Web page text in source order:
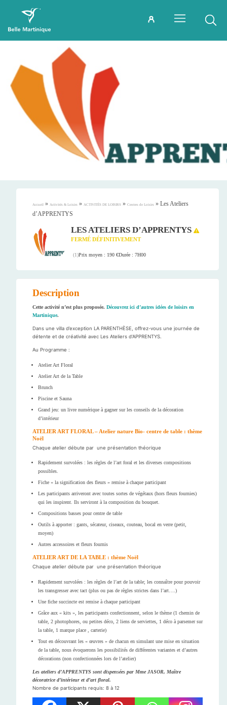
Accueil » Activités & Loisirs » ACTIVITÉS DE LOISIRS » Centres de Loisirs » Les Ateliers
d’APPRENTYS
LES ATELIERS D’APPRENTYS
FERMÉ DÉFINITIVEMENT
(1)Prix moyen : 190 €Durée : 7H00
Description
Cette activité n’est plus proposée. Découvrez ici d’autres idées de loisirs en
Martinique.
Dans une villa d’exception LA PARENTHÈSE, offrez-vous une journée de
détente et de créativité avec Les Ateliers d’APPRENTYS.
Au Programme :
Atelier Art Floral
Atelier Art de la Table
Brunch
Piscine et Sauna
Grand jeu: un livre numérique à gagner sur les conseils de la décoration
d’intérieur
ATELIER ART FLORAL – Atelier nature Bio- centre de table : thème
Noël
Chaque atelier débute par une présentation théorique
Rapidement survolées : les règles de l’art foral et les diverses compositions
possibles.
Fiche « la signification des fleurs » remise à chaque participant
Les participants arriveront avec toutes sortes de végétaux (hors fleurs fournies)
qui les inspirent. Ils serviront à la composition du bouquet.
Compositions basses pour centre de table
Outils à apporter : gants, sécateur, ciseaux, couteau, bocal en verre (petit,
moyen)
Autres accessoires et fleurs fournis
ATELIER ART DE LA TABLE : thème Noël
Chaque atelier débute par une présentation théorique
Rapidement survolées : les règles de l’art de la table; les connaître pour pouvoir
les transgresser avec tact (plus ou pas de règles strictes dans l’art….)
Une fiche succincte est remise à chaque participant
Grâce aux « kits », les participants confectionnent, selon le thème (1 chemin de
table, 2 photophores, ou petites déco, 2 liens de serviettes, 1 déco à parsemer sur
la table, 1 marque place , carterie)
Tout en découvrant les « œuvres » de chacun en simulant une mise en situation
de la table, nous évoquerons les possibilités de différentes variantes et d’autres
décorations (non confectionnées lors de l’atelier)
Les ateliers d’APPRENTYS sont dispensées par Mme JASOR, Maître
décoratrice d’intérieur et d’art floral.
Nombre de participants requis: 8 à 12